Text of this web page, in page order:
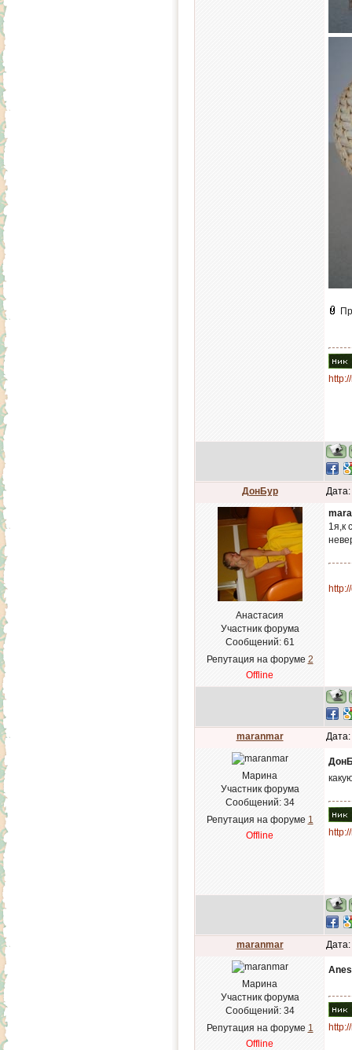
ДонБур
Анастасия
Участник форума
Сообщений: 61
Репутация на форуме 2
Offline
1я,к
maranmar
Марина
Участник форума
Сообщений: 34
Репутация на форуме 1
Offline
maranmar
Марина
Участник форума
Сообщений: 34
Репутация на форуме 1
Offline